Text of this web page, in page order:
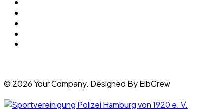
© 2026 Your Company. Designed By ElbCrew